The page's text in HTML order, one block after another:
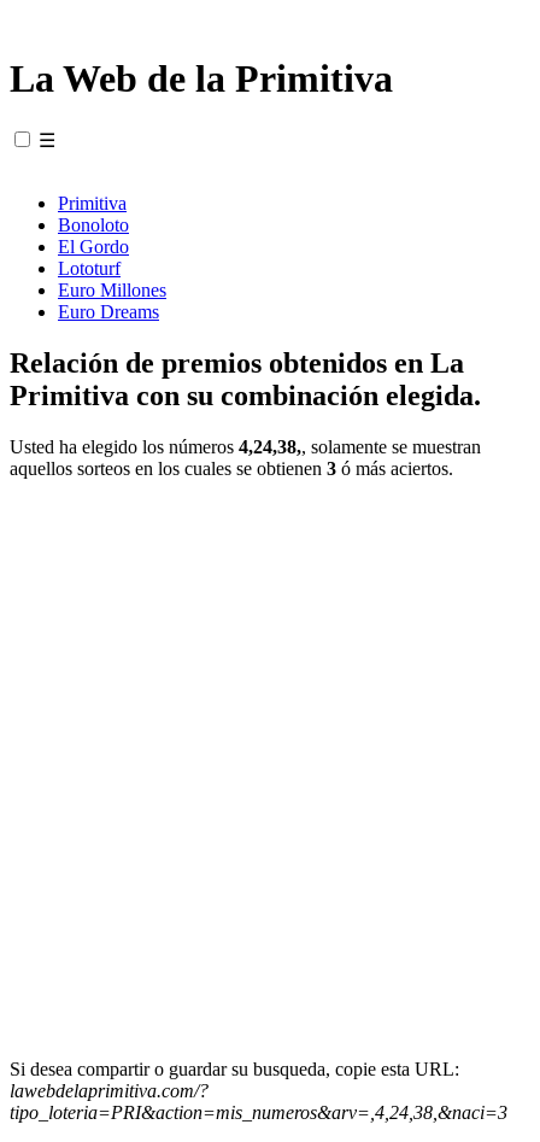
La Web de la Primitiva
☰
Primitiva
Bonoloto
El Gordo
Lototurf
Euro Millones
Euro Dreams
Relación de premios obtenidos en La
Primitiva con su combinación elegida.
Usted ha elegido los números 4,24,38,, solamente se muestran
aquellos sorteos en los cuales se obtienen 3 ó más aciertos.
Si desea compartir o guardar su busqueda, copie esta URL:
lawebdelaprimitiva.com/?
tipo_loteria=PRI&action=mis_numeros&arv=,4,24,38,&naci=3